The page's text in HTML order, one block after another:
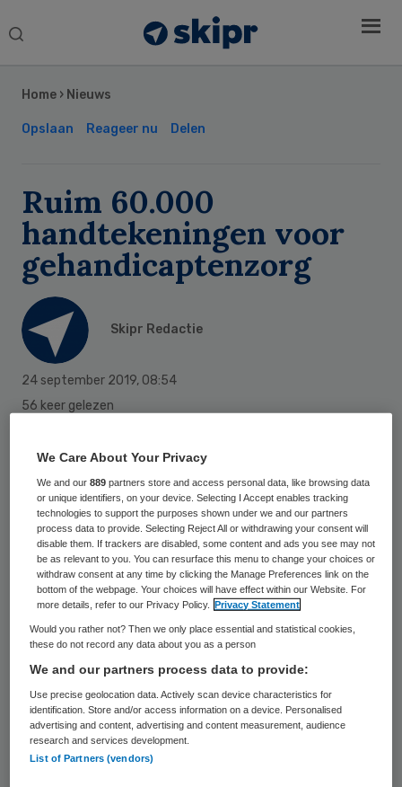
Search
Home › Nieuws
Opslaan Reageer nu Delen
Ruim 60.000
handtekeningen voor
gehandicaptenzorg
Skipr Redactie
24 september 2019, 08:54
56 keer gelezen
Meer dan 60.000 werkers in de
gehandicaptenzorg in heel Nederland
hebben een petitie ondertekend waarin zij
onder meer een betere betaling, minder
werkdruk en betere bijscholing voor de
omgang met het toenemend aantal
patiënten met een psychiatrische
achtergrond eisen.
De werknemers in de gehandicaptenzorg
willen ook dat er betere contracten komen
voor jonge medewerkers om zo de
Sidebar
We Care About Your Privacy
We and our889 partners store and access personal data, like browsing data
or unique identifiers, on your device. Selecting I Accept enables tracking
technologies to support the purposes shown under we and our partners
process data to provide. Selecting Reject All or withdrawing your consent will
disable them. If trackers are disabled, some content and ads you see may not
be as relevant to you. You can resurface this menu to change your choices or
withdraw consent at any time by clicking the Manage Preferences link on the
bottom of the webpage. Your choices will have effect within our Website. For
more details, refer to our Privacy Policy.
Privacy Statement
Would you rather not? Then we only place essential and statistical cookies,
these do not record any data about you as a person
We and our partners process data to provide:
Use precise geolocation data. Actively scan device characteristics for
identification. Store and/or access information on a device. Personalised
advertising and content, advertising and content measurement, audience
research and services development.
List of Partners (vendors)